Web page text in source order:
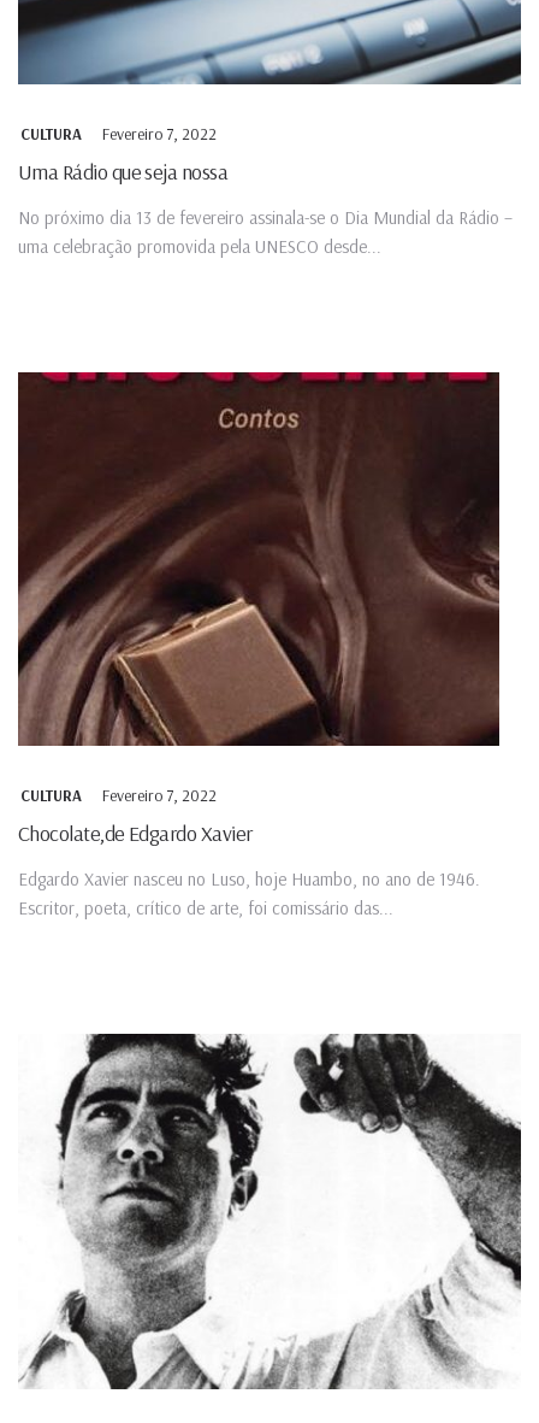
CULTURA Fevereiro 7, 2022
Uma Rádio que seja nossa
No próximo dia 13 de fevereiro assinala-se o Dia Mundial da Rádio –
uma celebração promovida pela UNESCO desde...
CULTURA Fevereiro 7, 2022
Chocolate,de Edgardo Xavier
Edgardo Xavier nasceu no Luso, hoje Huambo, no ano de 1946.
Escritor, poeta, crítico de arte, foi comissário das...